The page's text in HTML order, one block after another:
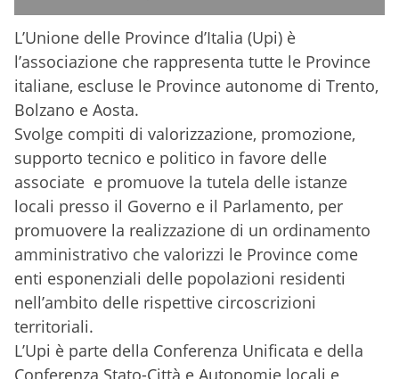
L’Unione delle Province d’Italia (Upi) è
l’associazione che rappresenta tutte le Province
italiane, escluse le Province autonome di Trento,
Bolzano e Aosta.
Svolge compiti di valorizzazione, promozione,
supporto tecnico e politico in favore delle
associate e promuove la tutela delle istanze
locali presso il Governo e il Parlamento, per
promuovere la realizzazione di un ordinamento
amministrativo che valorizzi le Province come
enti esponenziali delle popolazioni residenti
nell’ambito delle rispettive circoscrizioni
territoriali.
L’Upi è parte della Conferenza Unificata e della
Conferenza Stato-Città e Autonomie locali e